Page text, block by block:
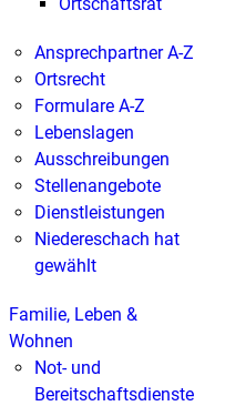
Ansprechpartner A-Z
Ortsrecht
Formulare A-Z
Lebenslagen
Ausschreibungen
Stellenangebote
Dienstleistungen
Niedereschach hat
gewählt
Familie, Leben &
Wohnen
Not- und
Bereitschaftsdienste